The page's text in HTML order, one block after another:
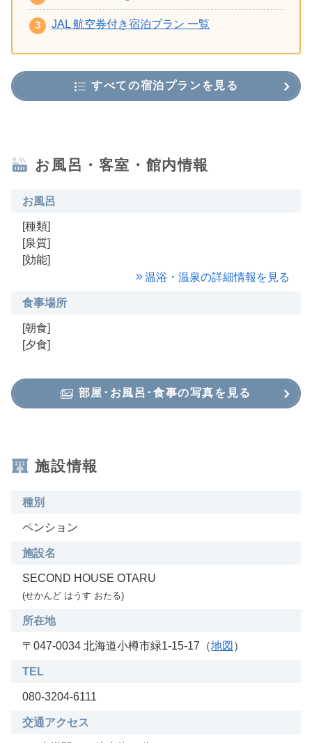
JAL 航空券付き宿泊プラン 一覧
すべての宿泊プランを見る
お風呂・客室・館内情報
お風呂
[種類]
[泉質]
[効能]
温浴・温泉の詳細情報を見る
食事場所
[朝食]
[夕食]
部屋･お風呂･食事の写真を見る
施設情報
種別
ペンション
施設名
SECOND HOUSE OTARU
(せかんど はうす おたる)
所在地
〒047-0034 北海道小樽市緑1-15-17（地図 ）
TEL
080-3204-6111
交通アクセス